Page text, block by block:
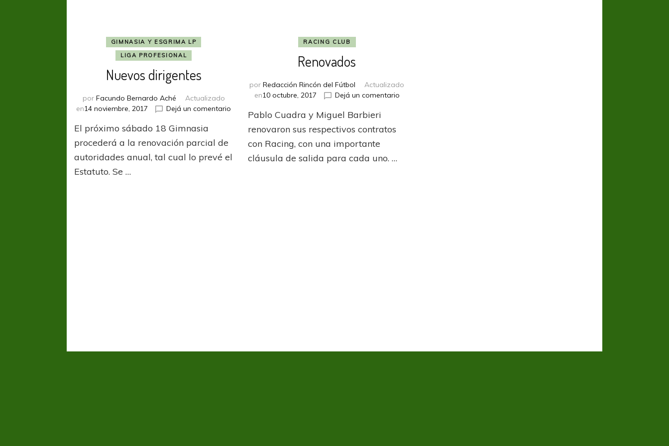
GIMNASIA Y ESGRIMA LP
LIGA PROFESIONAL
Nuevos dirigentes
por Facundo Bernardo Aché
Actualizado
en14 noviembre, 2017 Dejá un comentario
Nuevos
dirigentes
El próximo sábado 18 Gimnasia
procederá a la renovación parcial de
autoridades anual, tal cual lo prevé el
Estatuto. Se …
RACING CLUB
Renovados
porRedacción Rincón del Fútbol
Actualizado
en10 octubre, 2017 Dejá un comentarioen
Pablo Cuadra y Miguel Barbieri
renovaron sus respectivos contratos
con Racing, con una importante
cláusula de salida para cada uno. …